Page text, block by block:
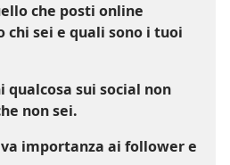
che posti online
chi sei e quali sono i tuoi
qualcosa sui social non
non sei.
importanza ai follower e